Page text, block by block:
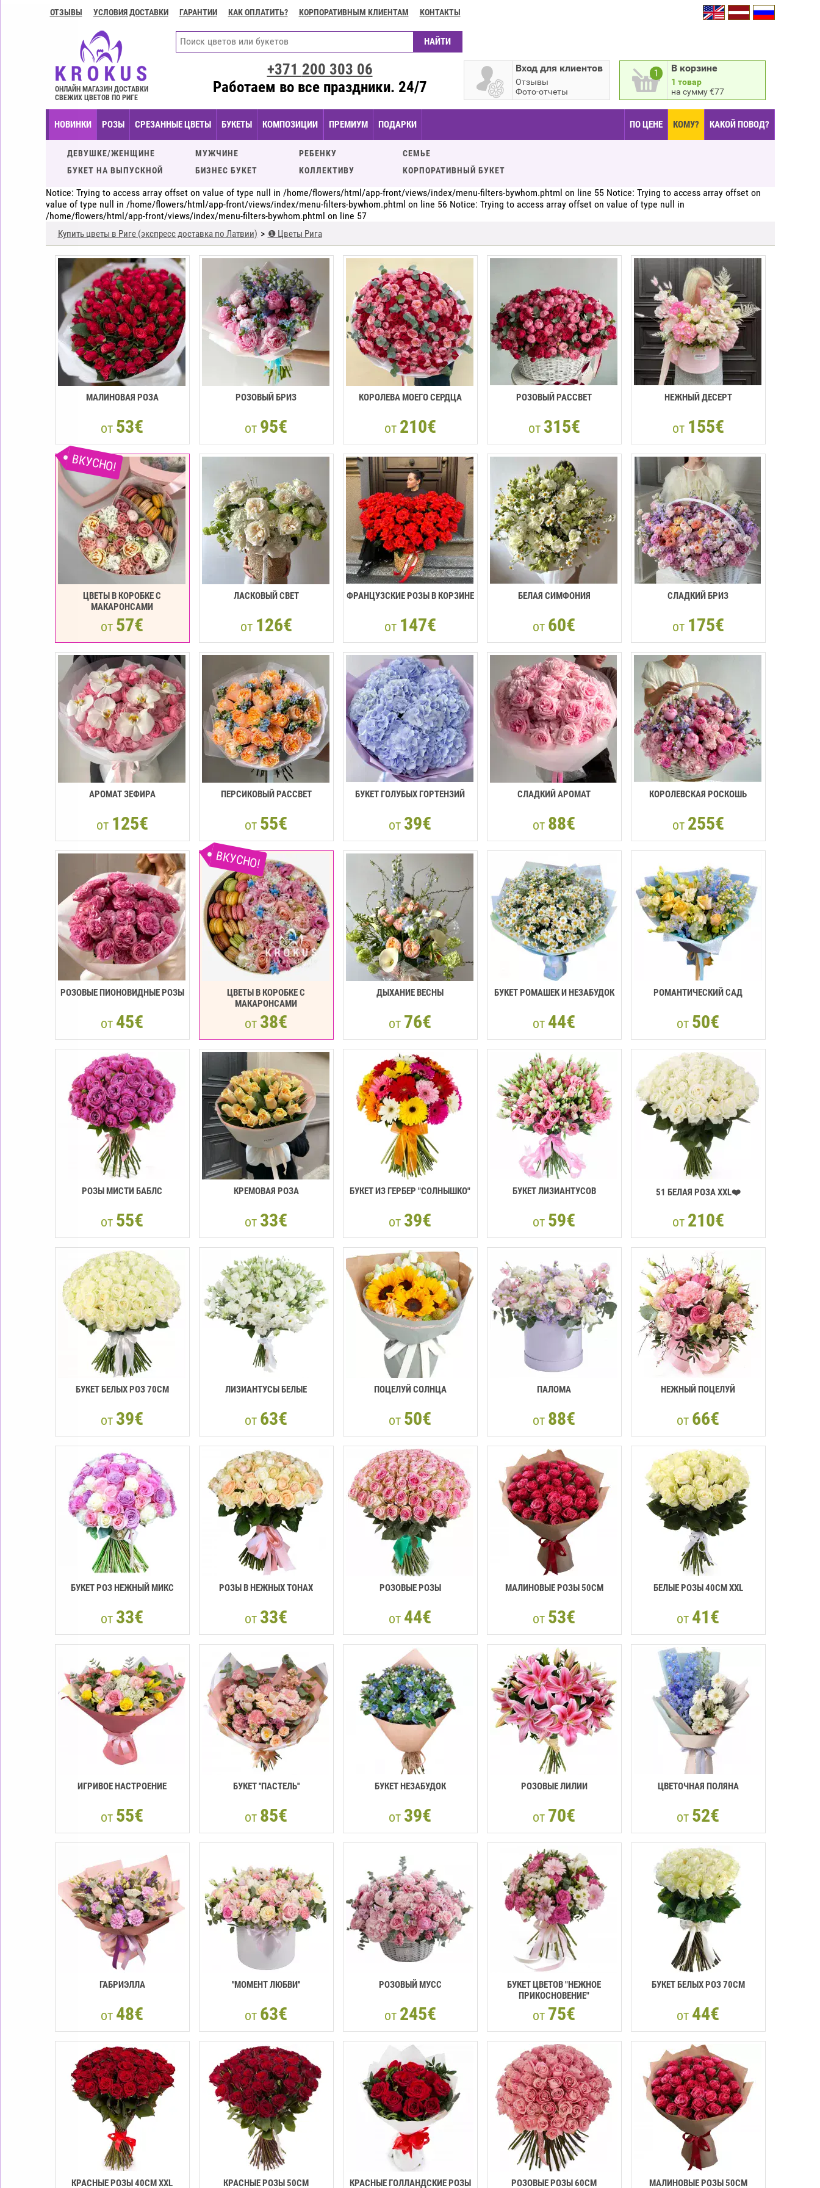
Контакты
ГАРАНТИИ
оплатить?
ОТЗЫВЫ УСЛОВИЯ ДОСТАВКИ ГАРАНТИИ КАК ОПЛАТИТЬ? КОРПОРАТИВНЫМ КЛИЕНТАМ КОНТАКТЫ
ОНЛАЙН МАГАЗИН ДОСТАВКИ
СВЕЖИХ ЦВЕТОВ ПО РИГЕ
1 В корзине
1 товар
на сумму €77
Вход для клиентов
Отзывы
Фото-отчеты
+371 200 303 06
Работаем во все праздники. 24/7
НОВИНКИ РОЗЫ СРЕЗАННЫЕ ЦВЕТЫ БУКЕТЫ КОМПОЗИЦИИ ПРЕМИУМ ПОДАРКИ ПО ЦЕНЕ КОМУ? КАКОЙ ПОВОД?
ДЕВУШКЕ/ЖЕНЩИНЕ
БУКЕТ НА ВЫПУСКНОЙ
МУЖЧИНЕ
БИЗНЕС БУКЕТ
РЕБЕНКУ
КОЛЛЕКТИВУ
СЕМЬЕ
КОРПОРАТИВНЫЙ БУКЕТ
Notice: Trying to access array offset on value of type null in /home/flowers/html/app-front/views/index/menu-filters-bywhom.phtml on line 55 Notice: Trying to access array offset on
value of type null in /home/flowers/html/app-front/views/index/menu-filters-bywhom.phtml on line 56 Notice: Trying to access array offset on value of type null in
/home/flowers/html/app-front/views/index/menu-filters-bywhom.phtml on line 57
Купить цветы в Риге (экспресс доставка по Латвии) ❶ Цветы Рига
МАЛИНОВАЯ РОЗА
от 53€
РОЗОВЫЙ БРИЗ
от 95€
КОРОЛЕВА МОЕГО СЕРДЦА
от 210€
РОЗОВЫЙ РАССВЕТ
от 315€
НЕЖНЫЙ ДЕСЕРТ
от 155€
ВКУСНО!
ЦВЕТЫ В КОРОБКЕ С
МАКАРОНСАМИ
от 57€
ЛАСКОВЫЙ СВЕТ
от 126€
ФРАНЦУЗСКИЕ РОЗЫ В КОРЗИНЕ
от 147€
БЕЛАЯ СИМФОНИЯ
от 60€
СЛАДКИЙ БРИЗ
от 175€
АРОМАТ ЗЕФИРА
от 125€
ПЕРСИКОВЫЙ РАССВЕТ
от 55€
БУКЕТ ГОЛУБЫХ ГОРТЕНЗИЙ
от 39€
СЛАДКИЙ АРОМАТ
от 88€
КОРОЛЕВСКАЯ РОСКОШЬ
от 255€
РОЗОВЫЕ ПИОНОВИДНЫЕ РОЗЫ
от 45€
ВКУСНО!
ЦВЕТЫ В КОРОБКЕ С
МАКАРOНCАМИ
от 38€
ДЫХАНИЕ ВЕСНЫ
от 76€
БУКЕТ РОМАШЕК И НЕЗАБУДОК
от 44€
РОМАНТИЧЕСКИЙ САД
от 50€
РОЗЫ МИСТИ БАБЛС
от 55€
КРЕМОВАЯ РОЗА
от 33€
БУКЕТ ИЗ ГЕРБЕР "СОЛНЫШКО"
от 39€
БУКЕТ ЛИЗИАНТУСОВ
от 59€
51 БЕЛАЯ РОЗА XXL❤️
от 210€
БУКЕТ БЕЛЫХ РОЗ 70СМ
от 39€
ЛИЗИАНТУСЫ БЕЛЫЕ
от 63€
ПОЦЕЛУЙ СОЛНЦА
от 50€
ПАЛОМА
от 88€
НЕЖНЫЙ ПОЦЕЛУЙ
от 66€
БУКЕТ РОЗ НЕЖНЫЙ МИКС
от 33€
РОЗЫ В НЕЖНЫХ ТОНАХ
от 33€
РОЗОВЫЕ РОЗЫ
от 44€
МАЛИНОВЫЕ РОЗЫ 50СМ
от 53€
БЕЛЫЕ РОЗЫ 40СМ XXL
от 41€
ИГРИВОЕ НАСТРОЕНИЕ
от 55€
БУКЕТ ''ПАСТЕЛЬ''
от 85€
БУКЕТ НЕЗАБУДОК
от 39€
РОЗОВЫЕ ЛИЛИИ
от 70€
ЦВЕТОЧНАЯ ПОЛЯНА
от 52€
ГАБРИЭЛЛА
от 48€
''МОМЕНТ ЛЮБВИ''
от 63€
РОЗОВЫЙ МУСС
от 245€
БУКЕТ ЦВЕТОВ "НЕЖНОЕ
ПРИКОСНОВЕНИЕ"
от 75€
БУКЕТ БЕЛЫХ РОЗ 70CM
от 44€
КРАСНЫЕ РОЗЫ 40CМ XXL КРАСНЫЕ РОЗЫ 50CМ КРАСНЫЕ ГОЛЛАНДСКИЕ РОЗЫ РОЗОВЫЕ РОЗЫ 60CM МАЛИНОВЫЕ РОЗЫ 50CM